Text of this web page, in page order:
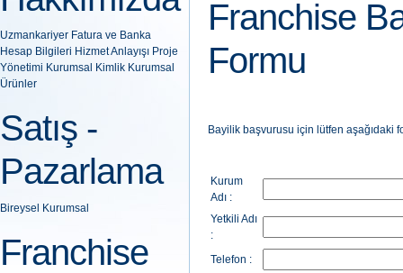
Uzmankariyer Fatura ve Banka
Hesap Bilgileri Hizmet Anlayışı Proje
Yönetimi Kurumsal Kimlik Kurumsal
Ürünler
Satış -
Pazarlama
Bireysel Kurumsal
Franchise
Franchise
Formu
Bayilik başvurusu için lütfen aşağıdaki
Kurum
Adı :
Yetkili Adı
:
Telefon :